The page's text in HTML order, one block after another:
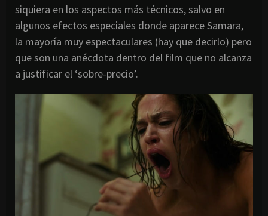
siquiera en los aspectos más técnicos, salvo en
algunos efectos especiales donde aparece Samara,
la mayoría muy espectaculares (hay que decirlo) pero
que son una anécdota dentro del film que no alcanza
a justificar el ‘sobre-precio’.